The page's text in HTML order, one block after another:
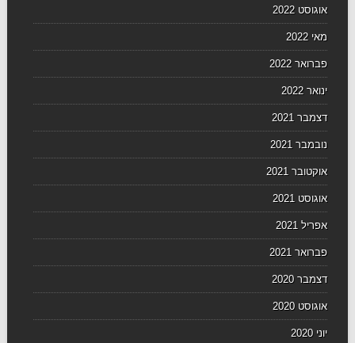
אוגוסט 2022
מאי 2022
פברואר 2022
ינואר 2022
דצמבר 2021
נובמבר 2021
אוקטובר 2021
אוגוסט 2021
אפריל 2021
פברואר 2021
דצמבר 2020
אוגוסט 2020
יוני 2020